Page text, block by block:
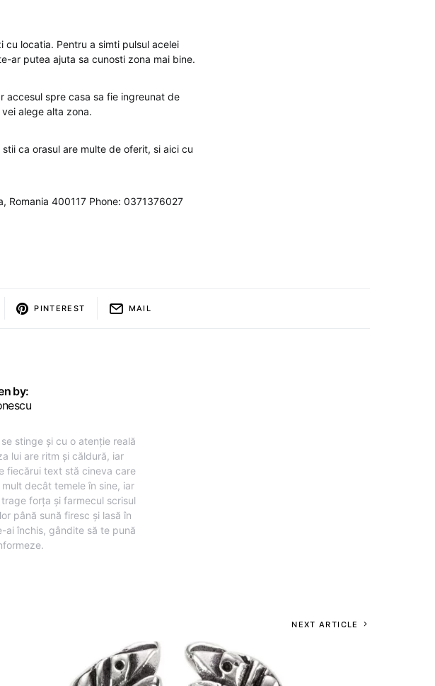
locatia. Pentru a simti pulsul acelei
ar putea ajuta sa cunosti zona mai bine.
accesul spre casa sa fie ingreunat de
alege alta zona.
ca orasul are multe de oferit, si aici cu
Romania 400117 Phone: 0371376027
PINTEREST MAIL
by:
stinge și cu o atenție reală
lui are ritm și căldură, iar
fiecărui text stă cineva care
decât temele în sine, iar
forța și farmecul scrisul
până sună firesc și lasă în
ai închis, gândite să te pună
NEXT ARTICLE